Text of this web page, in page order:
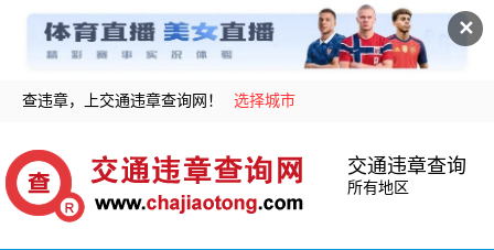
✕
查违章，上交通违章查询网！ 选择城市
交通违章查询
所有地区